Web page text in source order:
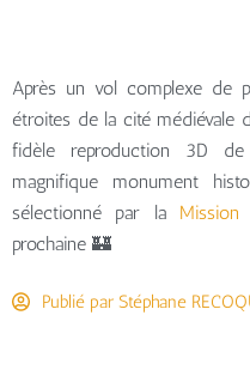
Après un vol complexe de
étroites de la cité médiévale
fidèle reproduction 3D
magnifique monument
sélectionné par la Mission
prochaine 🏰
Publié par Stéphane